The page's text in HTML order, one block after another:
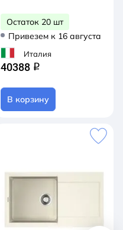
Остаток 20 шт
Привезем к 16 августа
Италия
40388 q
В корзину